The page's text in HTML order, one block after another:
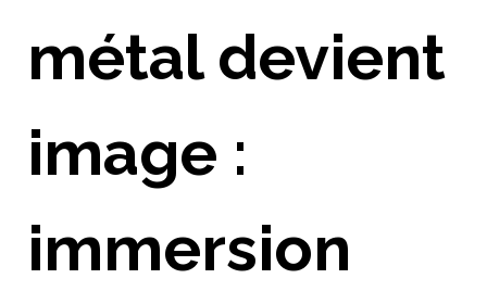
métal devient
image :
immersion